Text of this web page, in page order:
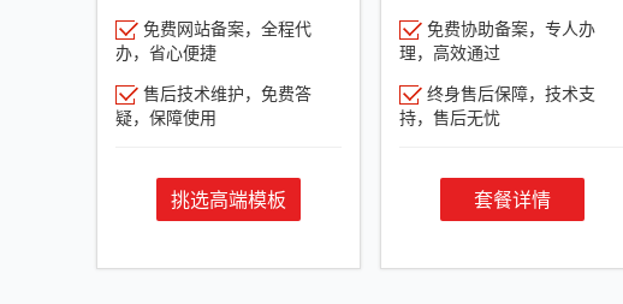
免费网站备案，全程代
办，省心便捷
售后技术维护，免费答
疑，保障使用
挑选高端模板
免费协助备案，专人办
理，高效通过
终身售后保障，技术支
持，售后无忧
套餐详情